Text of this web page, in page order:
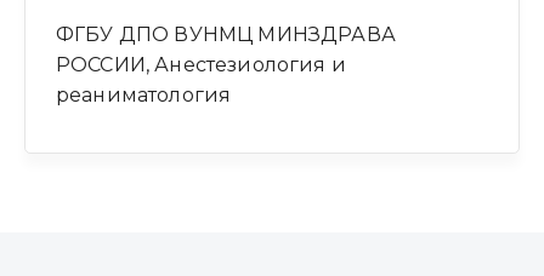
ФГБУ ДПО ВУНМЦ МИНЗДРАВА
РОССИИ, Анестезиология и
реаниматология